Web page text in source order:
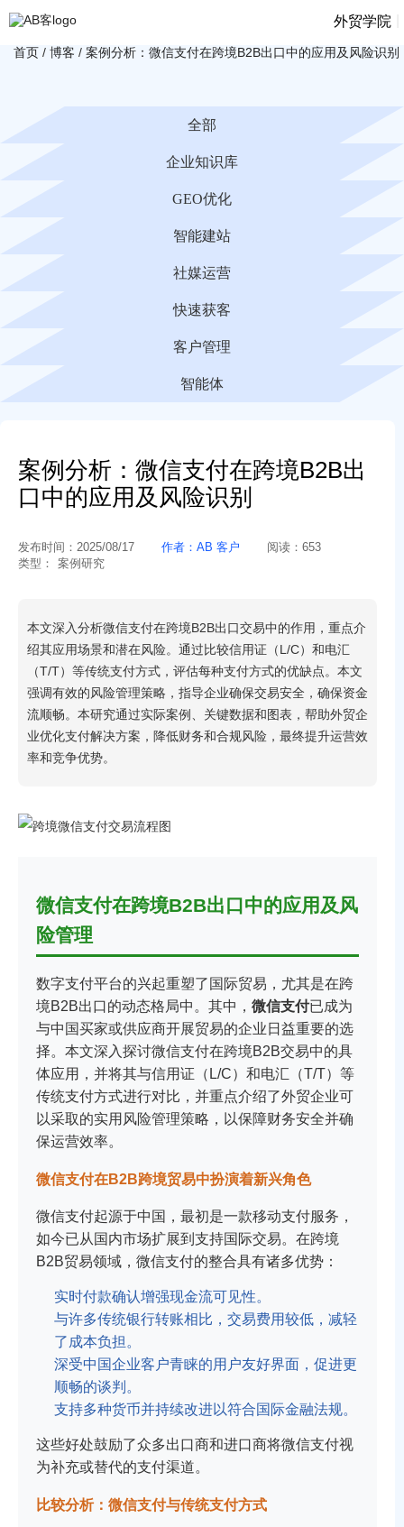
外贸学院
首页 / 博客 / 案例分析：微信支付在跨境B2B出口中的应用及风险识别
全部
企业知识库
GEO优化
智能建站
社媒运营
快速获客
客户管理
智能体
案例分析：微信支付在跨境B2B出
口中的应用及风险识别
发布时间： 2025/08/17 作者： AB 客户 阅读： 653
类型：
案例研究
本文深入分析微信支付在跨境B2B出口交易中的作用，重点介
绍其应用场景和潜在风险。通过比较信用证（L/C）和电汇
（T/T）等传统支付方式，评估每种支付方式的优缺点。本文
强调有效的风险管理策略，指导企业确保交易安全，确保资金
流顺畅。本研究通过实际案例、关键数据和图表，帮助外贸企
业优化支付解决方案，降低财务和合规风险，最终提升运营效
率和竞争优势。
微信支付在跨境B2B出口中的应用及风
险管理
数字支付平台的兴起重塑了国际贸易，尤其是在跨
境B2B出口的动态格局中。其中， 微信支付已成为
与中国买家或供应商开展贸易的企业日益重要的选
择。本文深入探讨微信支付在跨境B2B交易中的具
体应用，并将其与信用证（L/C）和电汇（T/T）等
传统支付方式进行对比，并重点介绍了外贸企业可
以采取的实用风险管理策略，以保障财务安全并确
保运营效率。
微信支付在B2B跨境贸易中扮演着新兴角色
微信支付起源于中国，最初是一款移动支付服务，
如今已从国内市场扩展到支持国际交易。在跨境
B2B贸易领域，微信支付的整合具有诸多优势：
实时付款确认增强现金流可见性。
与许多传统银行转账相比，交易费用较低，减轻
了成本负担。
深受中国企业客户青睐的用户友好界面，促进更
顺畅的谈判。
支持多种货币并持续改进以符合国际金融法规。
这些好处鼓励了众多出口商和进口商将微信支付视
为补充或替代的支付渠道。
比较分析：微信支付与传统支付方式